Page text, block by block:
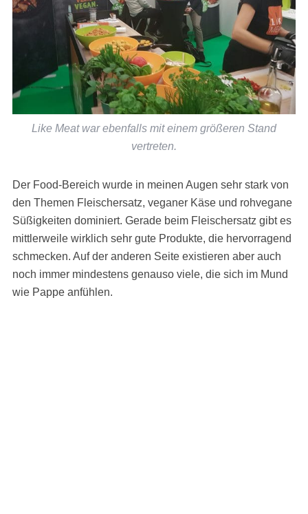
Like Meat war ebenfalls mit einem größeren Stand
vertreten.
Der Food-Bereich wurde in meinen Augen sehr stark von
den Themen Fleischersatz, veganer Käse und rohvegane
Süßigkeiten dominiert. Gerade beim Fleischersatz gibt es
mittlerweile wirklich sehr gute Produkte, die hervorragend
schmecken. Auf der anderen Seite existieren aber auch
noch immer mindestens genauso viele, die sich im Mund
wie Pappe anfühlen.